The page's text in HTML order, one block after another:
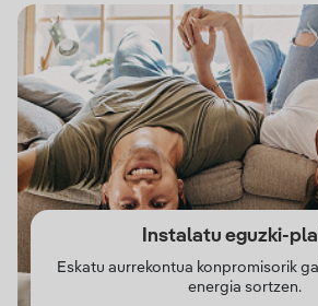
Instalatu eguzki-
Eskatu aurrekontua konpromisorik
energia sortzen.